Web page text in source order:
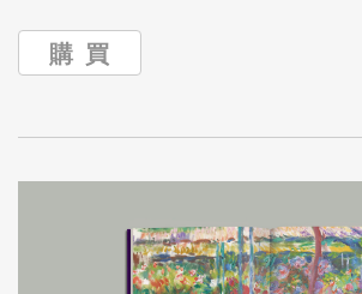
購 買